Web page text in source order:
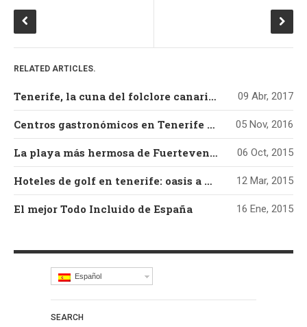
RELATED ARTICLES.
Tenerife, la cuna del folclore canario más auténtico 09 Abr, 2017
Centros gastronómicos en Tenerife para una escapada de otoño 05 Nov, 2016
La playa más hermosa de Fuerteventura 06 Oct, 2015
Hoteles de golf en tenerife: oasis a orillas del atlántico 12 Mar, 2015
El mejor Todo Incluido de España 16 Ene, 2015
Español
SEARCH